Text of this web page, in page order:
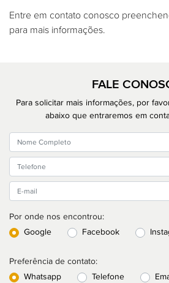
Entre em contato conosco
para mais informações.
FALE
Para solicitar mais informações, por
abaixo que entraremos em
Por onde nos encontrou:
Google
Facebook
Preferência de contato:
Whatsapp
Telefone